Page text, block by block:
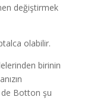
değiştirmek
olabilir.
birinin
Botton şu